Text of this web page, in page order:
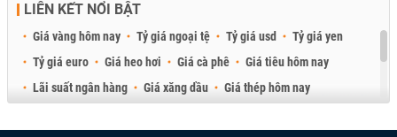
LIÊN KẾT NỔI BẬT
Giá vàng hôm nay Tỷ giá ngoại tệ Tỷ giá usd
Tỷ giá yen
Tỷ giá euro
Giá heo hơi Giá cà phê
Giá tiêu hôm nay
Lãi suất ngân hàng
Giá xăng dầu
Giá thép hôm nay